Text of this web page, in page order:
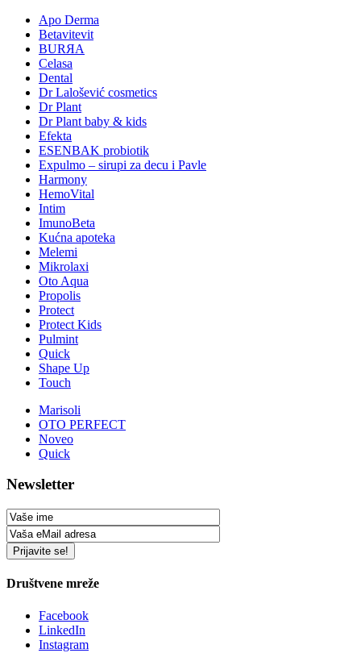
Apo Derma
Betavitevit
BURЯA
Celasa
Dental
Dr Lalošević cosmetics
Dr Plant
Dr Plant baby & kids
Efekta
ESENBAK probiotik
Expulmo – sirupi za decu i Pavle
Harmony
HemoVital
Intim
ImunoBeta
Kućna apoteka
Melemi
Mikrolaxi
Oto Aqua
Propolis
Protect
Protect Kids
Pulmint
Quick
Shape Up
Touch
Marisoli
OTO PERFECT
Noveo
Quick
Newsletter
Društvene mreže
Facebook
LinkedIn
Instagram